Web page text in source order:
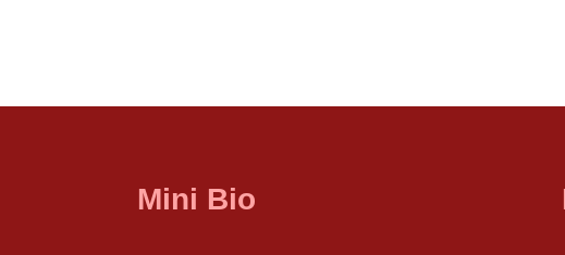
Mini Bio